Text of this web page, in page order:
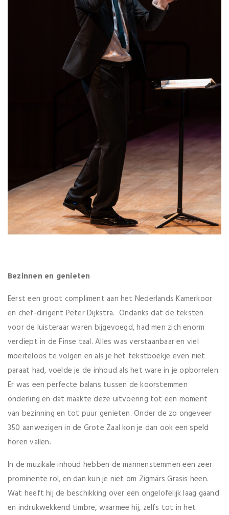
Bezinnen en genieten
Eerst een groot compliment aan het Nederlands Kamerkoor
en chef-dirigent Peter Dijkstra. Ondanks dat de teksten
voor de luisteraar waren bijgevoegd, had men zich enorm
verdiept in de Finse taal. Alles was verstaanbaar en viel
moeiteloos te volgen en als je het tekstboekje even niet
paraat had, voelde je de inhoud als het ware in je opborrelen.
Er was een perfecte balans tussen de koorstemmen
onderling en dat maakte deze uitvoering tot een moment
van bezinning en tot puur genieten. Onder de zo ongeveer
350 aanwezigen in de Grote Zaal kon je dan ook een speld
horen vallen.
In de muzikale inhoud hebben de mannenstemmen een zeer
prominente rol, en dan kun je niet om Zigmärs Grasis heen.
Wat heeft hij de beschikking over een ongelofelijk laag gaand
en indrukwekkend timbre, waarmee hij, zelfs tot in het